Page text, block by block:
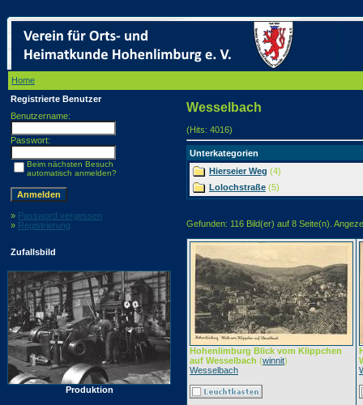
Home
Registrierte Benutzer
Benutzername:
Passwort:
Beim nächsten Besuch
automatisch anmelden?
» Password vergessen
» Registrierung
Zufallsbild
Produktion
Wesselbach
(Hits: 4016)
Unterkategorien
Hierseier Weg (4)
Lolochstraße (5)
Gefunden: 116 Bild(er) auf 8 Seite(n).
Hohenlimburg Blick vom Klippchen
auf Wesselbach (winnit)
Wesselbach